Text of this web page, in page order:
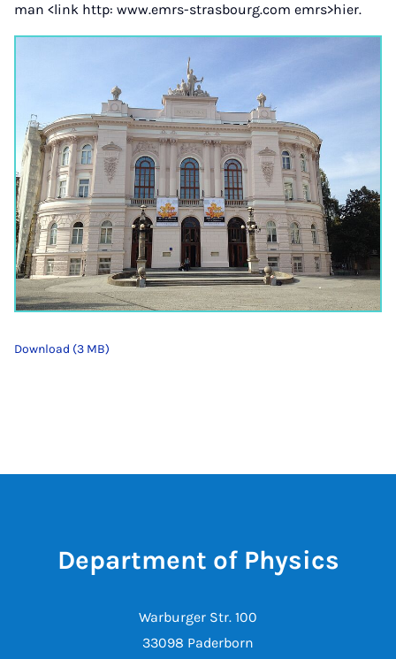
man <link http: www.emrs-strasbourg.com emrs>hier.
Download (3 MB)
Department of Physics
Warburger Str. 100
33098 Paderborn